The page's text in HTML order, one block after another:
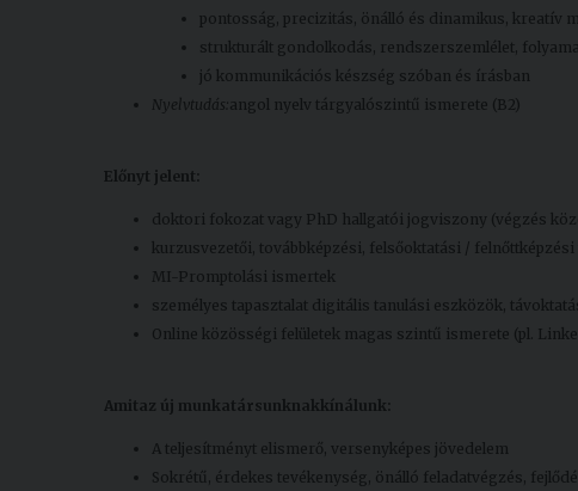
pontosság, precizitás, önálló és dinamikus, kreatív
strukturált gondolkodás, rendszerszemlélet,
jó kommunikációs készség szóban és írásban
Nyelvtudás:angol nyelv tárgyalószintű ismerete (B2)
Előnyt jelent:
doktori fokozat vagy PhD hallgatói jogviszony (végzés
kurzusvezetői, továbbképzési, felsőoktatási / felnőttképzési
MI-Promptolási ismertek
személyes tapasztalat digitális tanulási eszközök,
Online közösségi felületek magas szintű ismerete (pl.
Amit az új munkatársunknak kínálunk:
A teljesítményt elismerő, versenyképes jövedelem
Sokrétű, érdekes tevékenység, önálló feladatvégzés,